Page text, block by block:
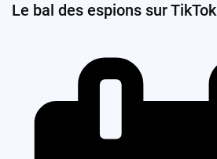
Le bal des espions sur TikTok